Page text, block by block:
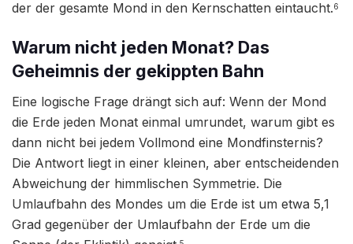
der der gesamte Mond in den Kernschatten eintaucht.6
Warum nicht jeden Monat? Das
Geheimnis der gekippten Bahn
Eine logische Frage drängt sich auf: Wenn der Mond
die Erde jeden Monat einmal umrundet, warum gibt es
dann nicht bei jedem Vollmond eine Mondfinsternis?
Die Antwort liegt in einer kleinen, aber entscheidenden
Abweichung der himmlischen Symmetrie. Die
Umlaufbahn des Mondes um die Erde ist um etwa 5,1
Grad gegenüber der Umlaufbahn der Erde um die